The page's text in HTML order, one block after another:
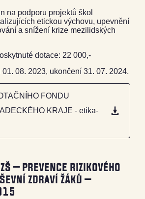
na podporu projektů škol
etickou výchovu, upevnění
a snížení krize mezilidských
dotace: 22 000,-
08. 2023, ukončení 31. 07. 2024.
FONDU
KRAJE - etika-
– prevence rizikového
zdraví žáků –